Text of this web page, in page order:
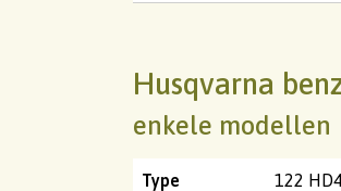
Husqvarna
enkele modellen
Type 122